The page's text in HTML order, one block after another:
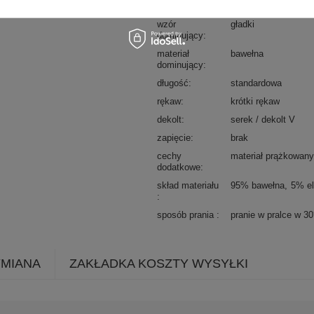
wzór
dominujący
gładki
materiał
dominujący
bawełna
długość
standardowa
rękaw
krótki rękaw
dekolt
serek / dekolt V
zapięcie
brak
cechy
dodatkowe
materiał prążkowany
skład materiału 95% bawełna 5%
sposób prania pranie w pralce w
ZAKŁADKA KOSZTY WYSYŁKI